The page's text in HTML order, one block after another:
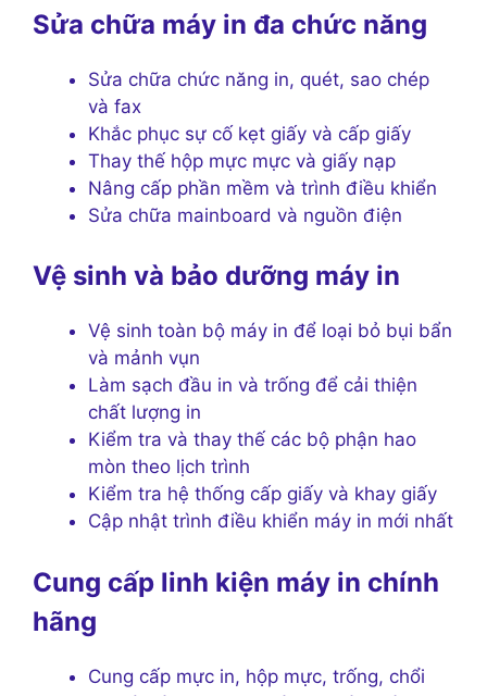
Sửa chữa máy in đa chức năng
Sửa chữa chức năng in, quét, sao chép
và fax
Khắc phục sự cố kẹt giấy và cấp giấy
Thay thế hộp mực mực và giấy nạp
Nâng cấp phần mềm và trình điều khiển
Sửa chữa mainboard và nguồn điện
Vệ sinh và bảo dưỡng máy in
Vệ sinh toàn bộ máy in để loại bỏ bụi bẩn
và mảnh vụn
Làm sạch đầu in và trống để cải thiện
chất lượng in
Kiểm tra và thay thế các bộ phận hao
mòn theo lịch trình
Kiểm tra hệ thống cấp giấy và khay giấy
Cập nhật trình điều khiển máy in mới nhất
Cung cấp linh kiện máy in chính
hãng
Cung cấp mực in, hộp mực, trống, chổi